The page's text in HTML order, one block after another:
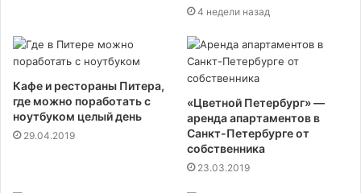
4 недели назад
Кафе и рестораны Питера,
где можно поработать с
ноутбуком целый день
29.04.2019
«Цветной Петербург» —
аренда апартаментов в
Санкт-Петербурге от
собственника
23.03.2019